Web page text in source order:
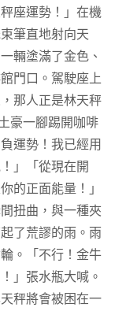
座運勢！」在機
筆直地射向天
輛塗滿了金色、
門口。駕駛座上
那人正是林天秤
豪一腳踢開咖啡
運勢！我已經用
」「從現在開
的正面能量！」
扭曲，與一種夾
了荒謬的雨。雨
。「不行！金牛
」張水瓶大喊。
秤將會被困在一